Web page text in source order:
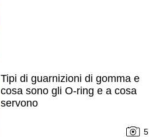
Tipi di guarnizioni di gomma e
cosa sono gli O-ring e a cosa
servono
5